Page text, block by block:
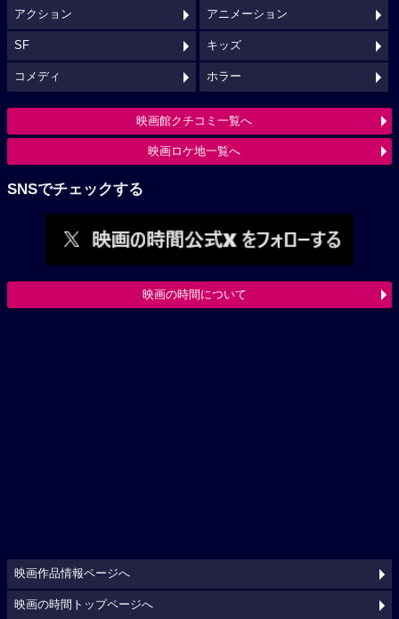
アクション アニメーション
SF キッズ
コメディ ホラー
映画館クチコミ一覧へ
映画ロケ地一覧へ
SNSでチェックする
映画の時間について
映画作品情報ページへ
映画の時間トップページへ